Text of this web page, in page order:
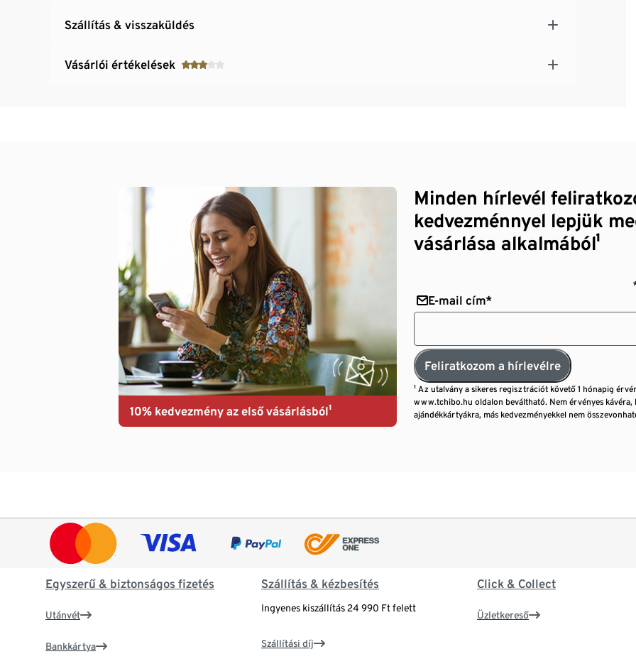
Szállítás & visszaküldés
Vásárlói értékelések
10% kedvezmény az első vásárlásból¹
Minden hírlevél
kedvezménnyel lepjük
vásárlása alkalmából¹
E-mail cím*
Feliratkozom a hírlevélre
¹ Az utalvány a sikeres regisztrációt követő 1 hónapig
www.tchibo.hu oldalon beváltható. Nem érvényes kávéra,
ajándékkártyákra, más kedvezményekkel nem
Egyszerű & biztonságos fizetés
Utánvét
Bankkártya
Szállítás & kézbesítés
Ingyenes kiszállítás 24 990 Ft felett
Szállítási díj
Click & Collect
Üzletkereső